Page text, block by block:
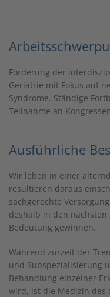
Förderung der
Geriatrie mit Fokus auf
Syndrome. Ständige
Teilnahme an
Ausführliche
Wir leben in einer
resultieren daraus
sachgerechte
deshalb in den
Bedeutung gewinnen.
Während zurzeit der
und Subspezialisierung
Behandlung einzelner
wird, ist die Medizin des